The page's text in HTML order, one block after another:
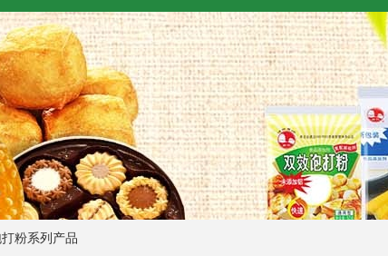
粉系列产品